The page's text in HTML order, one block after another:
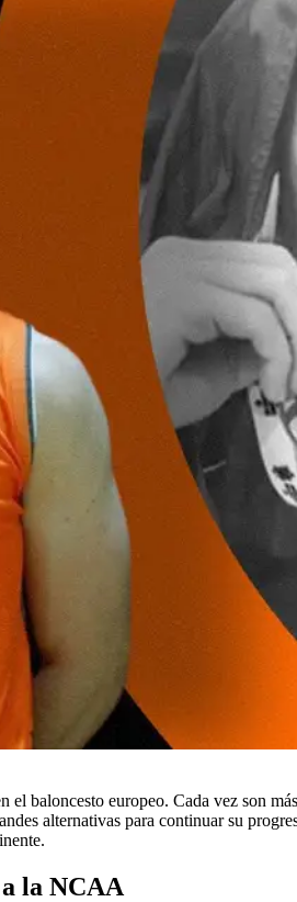
baloncesto europeo. Cada vez son
alternativas para continuar su
la NCAA